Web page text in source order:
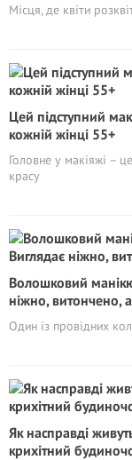
Місця, де квіти
Цей підступний
кожній жінці 55+
Головне у макіяжі –
красу
Волошковий
ніжно, витончено,
Один із провідних
Як насправді
крихітний